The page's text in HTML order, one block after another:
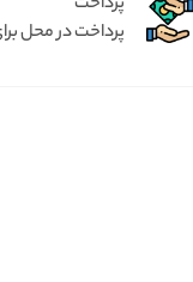
پرداخت در محل